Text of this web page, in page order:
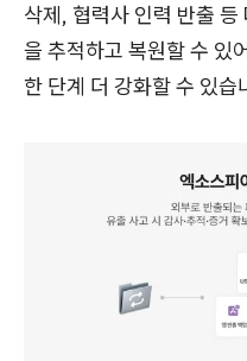
삭제, 협력사 인력 반출
을 추적하고 복원할 수 있
한 단계 더 강화할 수 있습